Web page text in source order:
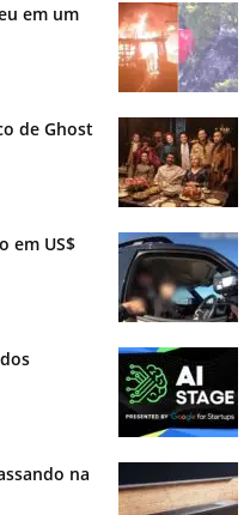
em um
de Ghost
em US$
na